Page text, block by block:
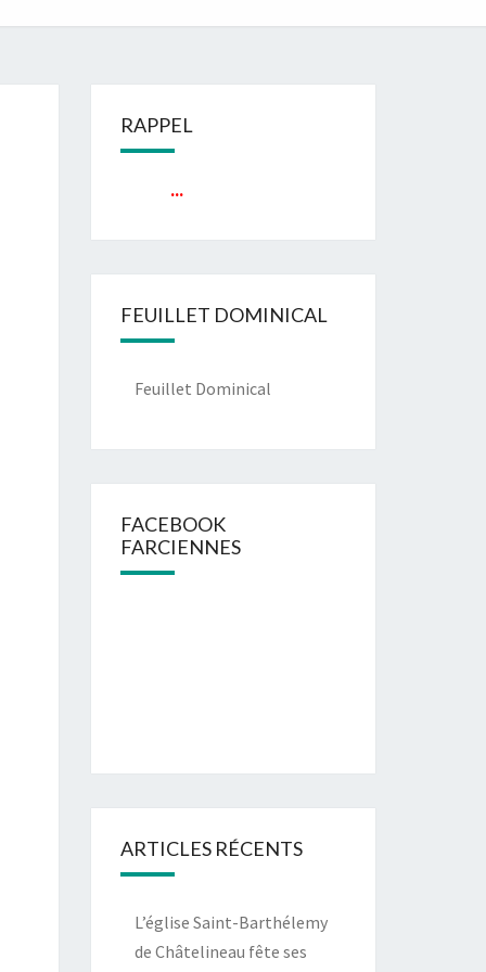
RAPPEL
FEUILLET DOMINICAL
Feuillet Dominical
FACEBOOK
FARCIENNES
ARTICLES RÉCENTS
L’église Saint-Barthélemy
de Châtelineau fête ses